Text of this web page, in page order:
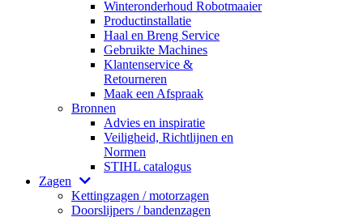
Winteronderhoud Robotmaaier
Productinstallatie
Haal en Breng Service
Gebruikte Machines
Klantenservice &
Retourneren
Maak een Afspraak
Bronnen
Advies en inspiratie
Veiligheid, Richtlijnen en
Normen
STIHL catalogus
Zagen
Kettingzagen / motorzagen
Doorslijpers / bandenzagen